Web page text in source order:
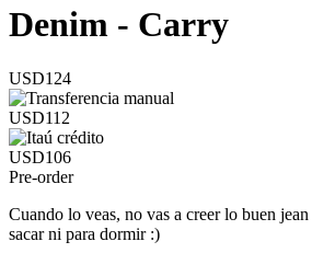
Denim - Carry
USD124
USD112
USD106
Pre-order
Cuando lo veas, no vas a creer lo buen
sacar ni para dormir :)